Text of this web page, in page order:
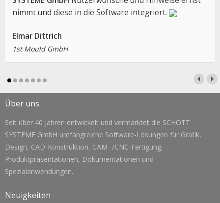
nimmt und diese in die Software integriert.
Elmar Dittrich
1st Mould GmbH
Über uns
Seit über 40 Jahren entwickelt und vermarktet die SCHOTT
SYSTEME GmbH umfangreiche Software-Lösungen für Grafik,
Design, CAD-Konstruktion, CAM- /CNC-Fertigung,
Produktpräsentationen, Dokumentationen und
Spezialanwendungen.
Neuigkeiten